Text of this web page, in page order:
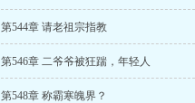
第544章 请老祖宗指教
第546章 二爷爷被狂踹，年轻人
第548章 称霸寒魄界？